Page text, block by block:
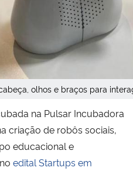
olhos e braços para
na Pulsar Incubadora
criação de robôs sociais,
educacional e
edital Startups em